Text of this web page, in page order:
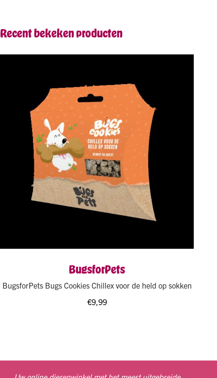
Recent bekeken producten
BugsforPets
BugsforPets Bugs Cookies Chillex voor de held op sokken
€9,99